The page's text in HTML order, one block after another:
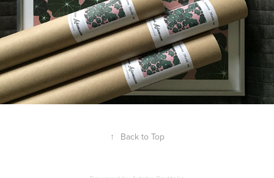
↑ Back to Top